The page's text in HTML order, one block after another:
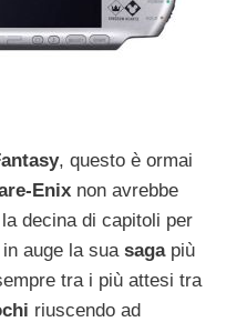
, questo è ormai
Enix non avrebbe
decina di capitoli per
auge la sua saga più
tra i più attesi tra
riuscendo ad